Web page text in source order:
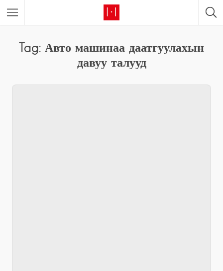
Tag: Авто машинаа даатгуулахын
давуу талууд